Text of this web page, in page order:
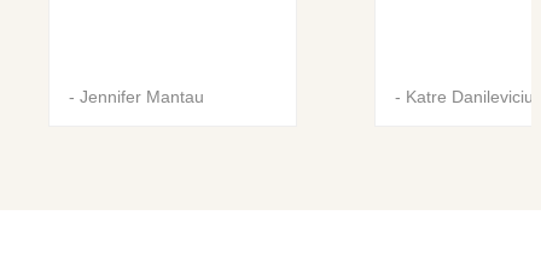
- Jennifer Mantau - Katre Danilevicius